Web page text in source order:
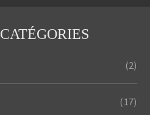
CATÉGORIES
(2)
(17)